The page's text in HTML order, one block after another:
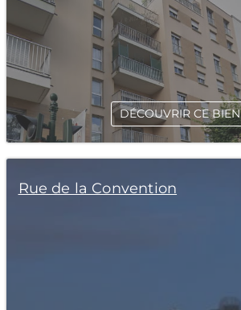
DÉCOUVRIR CE BIEN
Rue de la Convention